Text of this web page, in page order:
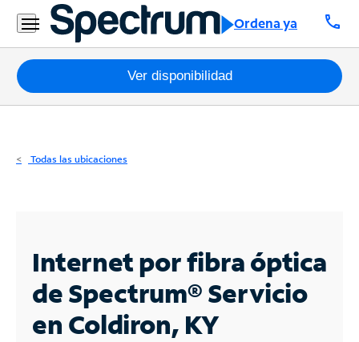
Ordena ya call
Residencial
Business
Paquetes
Internet
Business
Contáctanos
Ver disponibilidad
Todas las ubicaciones
Internet por fibra óptica
de Spectrum®Servicio
en Coldiron, KY